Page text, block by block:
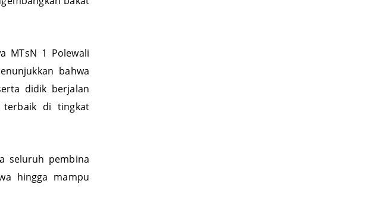
bakat
MTsN 1 Polewali
bahwa
didik berjalan
terbaik di tingkat
seluruh pembina
hingga mampu